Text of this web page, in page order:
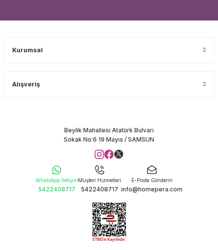
Kurumsal
Alışveriş
Beylik Mahallesi Atatürk Bulvarı
Sokak No:6 19 Mayıs / SAMSUN
WhatsApp İletişim
5422408717
Müşteri Hizmetleri
5422408717
E-Posta Gönderin
info@homepera.com